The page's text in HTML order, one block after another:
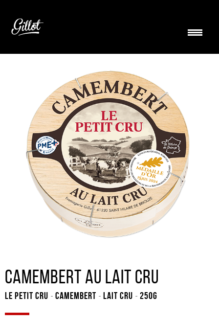
Camembert au lait cru
Le Petit Cru - Camembert - Lait cru - 250G